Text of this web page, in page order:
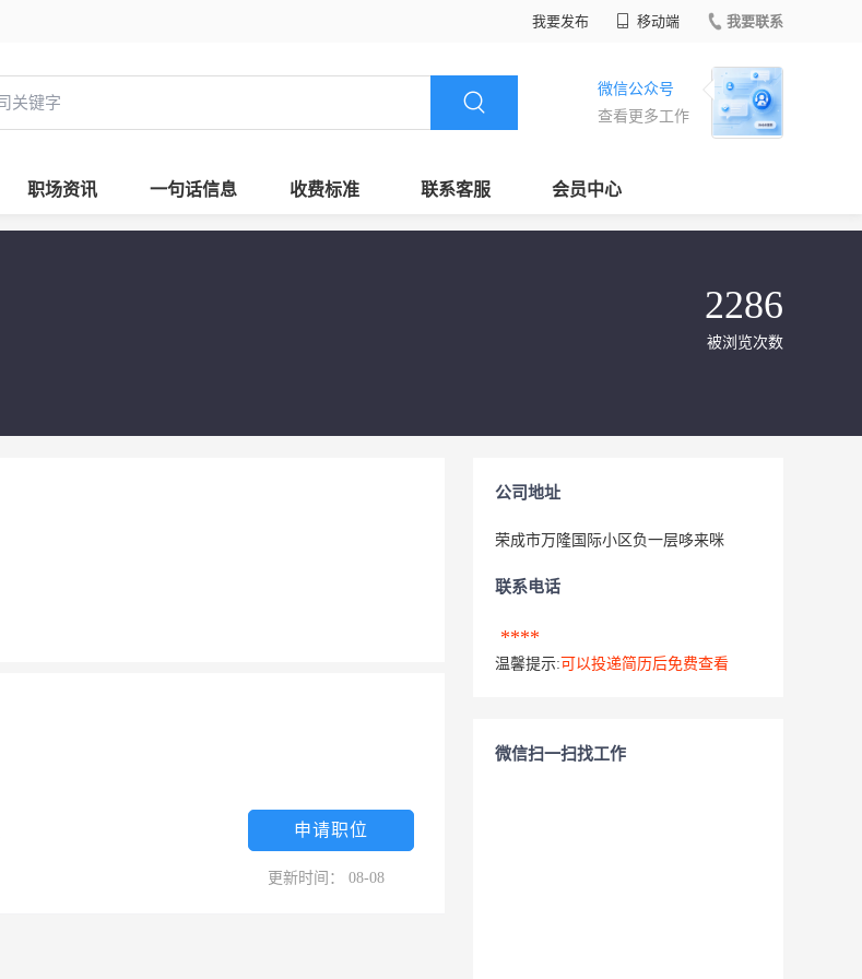
我要发布 移动端 我要联系
微信公众号
查看更多工作
职场资讯 一句话信息 收费标准 联系客服 会员中心
2286
被浏览次数
申请职位
更新时间： 08-08
公司地址
荣成市万隆国际小区负一层哆来咪
联系电话
****
温馨提示: 可以投递简历后免费查看
微信扫一扫找工作